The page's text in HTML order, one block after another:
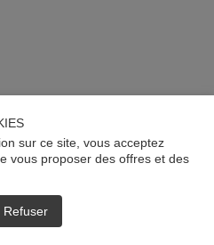
sur ce site, vous acceptez
vous proposer des offres et des
Refuser